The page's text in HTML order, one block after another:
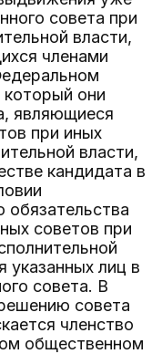
совета при
власти,
членами
который они
являющиеся
при иных
власти,
кандидата в
обязательства
советов при
указанных лиц в
совета. В
совета
членство
общественном